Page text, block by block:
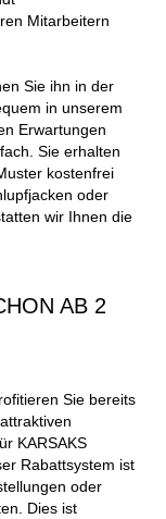
Mitarbeitern
Sie ihn in der
in unserem
Erwartungen
Sie erhalten
kostenfrei
oder
wir Ihnen die
AB 2
Sie bereits
KARSAKS
Rabattsystem ist
oder
Dies ist